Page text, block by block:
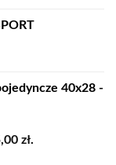
40x28 -
zł.